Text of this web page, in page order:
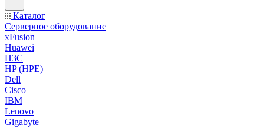
Каталог
Серверное оборудование
xFusion
Huawei
H3C
HP (HPE)
Dell
Cisco
IBM
Lenovo
Gigabyte